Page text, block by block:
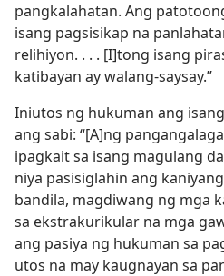
pangkalahatan. Ang
isang pagsisikap na
relihiyon. . . . [I]tong isang
katibayan ay walang-saysay.”
Iniutos ng hukuman ang
ang sabi: “[A]ng
ipagkait sa isang magulang
niya pasisiglahin ang
bandila, magdiwang ng mga
sa ekstrakurikular na mga
ang pasiya ng hukuman sa
utos na may kaugnayan sa